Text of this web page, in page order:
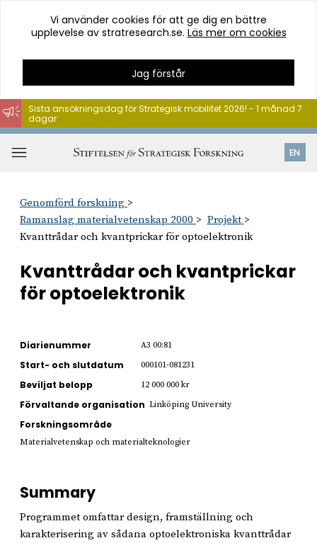
Hoppa
till
innehåll
Vi använder cookies för att ge dig en bättre
upplevelse av stratresearch.se. Läs mer om cookies
Jag förstår
EN
Sista ansökningsdag för Strategisk mobilitet 2026! - 1 månad 7
dagar
Genomförd forskning
Ramanslag materialvetenskap 2000
Projekt
Kvanttrådar och kvantprickar för optoelektronik
Kvanttrådar och kvantprickar
för optoelektronik
Diarienummer A3 00:81
Start- och slutdatum 000101-081231
Beviljat belopp 12 000 000 kr
Förvaltande organisation Linköping University
Forskningsområde
Materialvetenskap och materialteknologier
Summary
Programmet omfattar design, framställning och
karakterisering av sådana optoelektroniska kvanttrådar